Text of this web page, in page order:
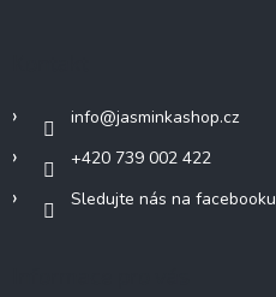
info@jasminkashop.cz
+420 739 002 422
Sledujte nás na facebooku